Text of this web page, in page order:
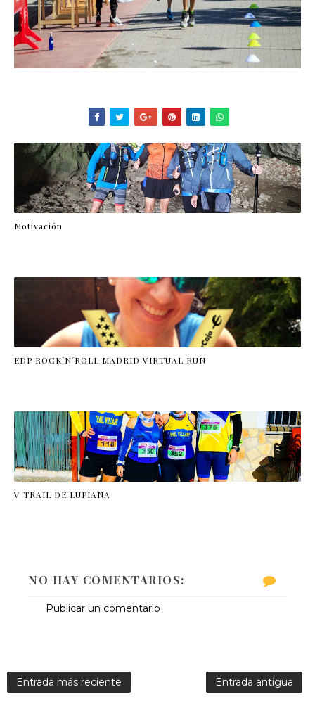
Motivación
EDP ROCK´N´ROLL MADRID VIRTUAL RUN
V TRAIL DE LUPIANA
NO HAY COMENTARIOS:
Publicar un comentario
Entrada más reciente Entrada antigua